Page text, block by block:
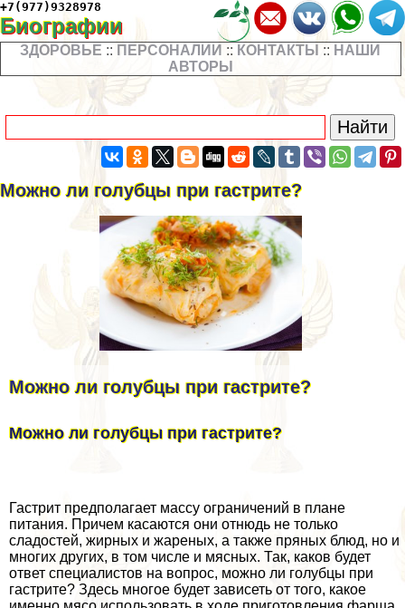
+7(977)9328978
Биографии
ЗДОРОВЬЕ :: ПЕРСОНАЛИИ :: КОНТАКТЫ :: НАШИ
АВТОРЫ
Можно ли гoлyбцы при гастрите?
Можно ли гoлyбцы при гастрите?
Можно ли гoлyбцы при гастрите?
Гастрит предполагает массу ограничений в плане
питания. Причем касаются они отнюдь не только
сладостей, жирных и жареных, а также пряных блюд, но и
многих других, в том числе и мясных. Так, каков будет
ответ специалистов на вопрос, можно ли гoлyбцы при
гастрите? Здесь многое будет зависеть от того, какое